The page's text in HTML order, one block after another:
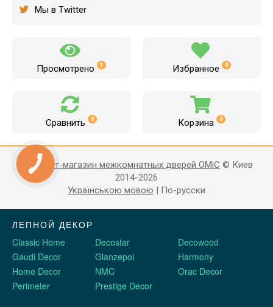
Мы в Twitter
Просмотрено 1 Избранное 0
Сравнить 0 Корзина 0
Интернет-магазин межкомнатных дверей OMiC © Киев
2014-2026
Українською мовою | По-русски
ЛЕПНОЙ ДЕКОР
Classic Home
Decostar
Decowood
Gaudi Decor
Glanzepol
Harmony
Home Decor
NMC
Orac Decor
Perimeter
Prestige Decor